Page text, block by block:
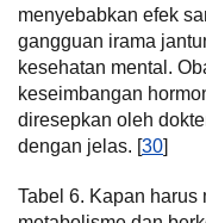
menyebabkan efek
gangguan irama
kesehatan mental.
keseimbangan
diresepkan oleh
dengan jelas. [30]
Tabel 6. Kapan harus